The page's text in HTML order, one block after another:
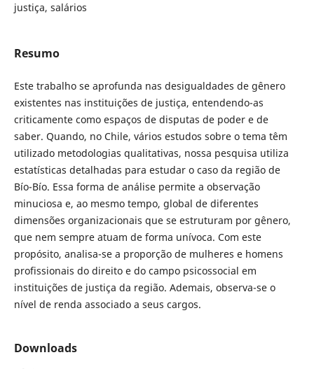
justiça, salários
Resumo
Este trabalho se aprofunda nas desigualdades de gênero
existentes nas instituições de justiça, entendendo-as
criticamente como espaços de disputas de poder e de
saber. Quando, no Chile, vários estudos sobre o tema têm
utilizado metodologias qualitativas, nossa pesquisa utiliza
estatísticas detalhadas para estudar o caso da região de
Bío-Bío. Essa forma de análise permite a observação
minuciosa e, ao mesmo tempo, global de diferentes
dimensões organizacionais que se estruturam por gênero,
que nem sempre atuam de forma unívoca. Com este
propósito, analisa-se a proporção de mulheres e homens
profissionais do direito e do campo psicossocial em
instituições de justiça da região. Ademais, observa-se o
nível de renda associado a seus cargos.
Downloads